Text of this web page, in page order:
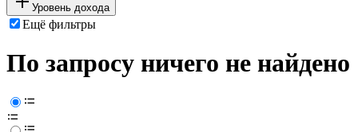
Уровень дохода
Ещё фильтры
По запросу ничего не найдено